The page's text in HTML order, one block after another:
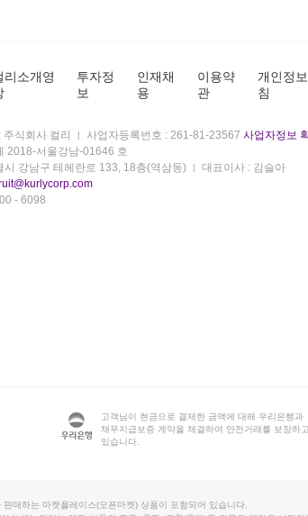
리소개영
투자정
보
인재채
용
이용약
관
개인정
침
식회사 컬리 사업자등록번호 : 261-81-23567 사업자정보
2018-서울강남-01646 호
시 강남구 테헤란로 133, 18층(역삼동)
대표이사 : 김슬아
- 6098
고객님이 현금으로 결제한 금액에 대해 우리은행과
채무지급보증 계약을 체결하여 안전거래를 보장하고
있습니다.
매하는 마켓플레이스(오픈마켓) 상품이 포함되어 있습니다.